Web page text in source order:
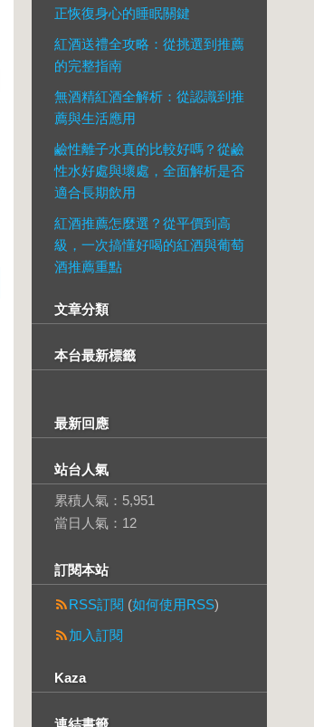
正恢復身心的睡眠關鍵
紅酒送禮全攻略：從挑選到推薦
的完整指南
無酒精紅酒全解析：從認識到推
薦與生活應用
鹼性離子水真的比較好嗎？從鹼
性水好處與壞處，全面解析是否
適合長期飲用
紅酒推薦怎麼選？從平價到高
級，一次搞懂好喝的紅酒與葡萄
酒推薦重點
文章分類
本台最新標籤
最新回應
站台人氣
累積人氣： 5,951
當日人氣： 12
訂閱本站
RSS訂閱 (如何使用RSS)
加入訂閱
Kaza
連結書籤